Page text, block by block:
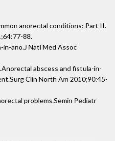
anorectal conditions: Part II.
88.
ano.J Natl Med Assoc
abscess and fistula-in-
Clin North Am 2010;90:45-
problems.Semin Pediatr